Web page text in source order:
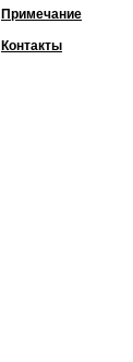
Примечание
Контакты